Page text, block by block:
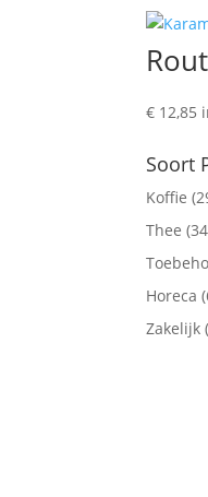
€ 12,85
Soort
Koffie
Thee
Horeca
Zakelijk